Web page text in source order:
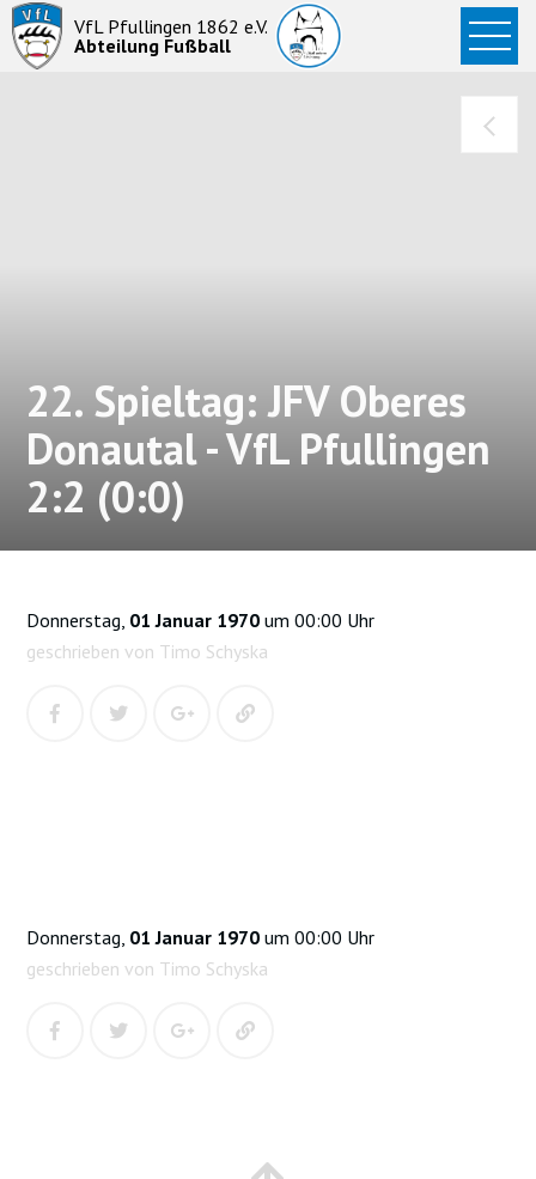
VfL Pfullingen 1862 e.V.
Abteilung Fußball
Startseite
News
22. Spieltag: JFV Oberes
Donautal - VfL Pfullingen
2:2 (0:0)
Donnerstag, 01 Januar 1970 um 00:00 Uhr
geschrieben von Timo Schyska
Donnerstag, 01 Januar 1970 um 00:00 Uhr
geschrieben von Timo Schyska